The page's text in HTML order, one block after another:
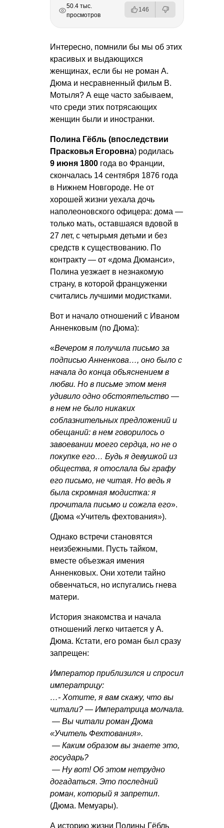
РЕКЛАМА
РЕКЛАМА
РЕКЛАМА
РЕКЛАМА
50.4 тыс.
просмотров
146
Интересно, помнили бы мы об этих
красивых и выдающихся
женщинах, если бы не роман А.
Дюма и несравненный фильм В.
Мотыля? А еще часто забываем,
что среди этих потрясающих
женщин были и иностранки.
Полина Гёбль (впоследствии
Прасковья Егоровна) родилась
9 июня 1800 года во Франции,
скончалась 14 сентября 1876 года
в Нижнем Новгороде. Не от
хорошей жизни уехала дочь
наполеоновского офицера: дома —
только мать, оставшаяся вдовой в
27 лет, с четырьмя детьми и без
средств к существованию. По
контракту — от «дома Дюманси»,
Полина уезжает в незнакомую
страну, в которой француженки
считались лучшими модистками.
Вот и начало отношений с Иваном
Анненковым (по Дюма):
«Вечером я получила письмо за
подписью Анненкова…, оно было с
начала до конца объяснением в
любви. Но в письме этом меня
удивило одно обстоятельство —
в нем не было никаких
соблазнительных предложений и
обещаний: в нем говорилось о
завоевании моего сердца, но не о
покупке его… Будь я девушкой из
общества, я отослала бы графу
его письмо, не читая. Но ведь я
была скромная модистка: я
прочитала письмо и сожгла его».
(Дюма «Учитель фехтования»).
Однако встречи становятся
неизбежными. Пусть тайком,
вместе объезжая имения
Анненковых. Они хотели тайно
обвенчаться, но испугались гнева
матери.
История знакомства и начала
отношений легко читается у А.
Дюма. Кстати, его роман был сразу
запрещен:
Император приблизился и спросил
императрицу:
…- Хотите, я вам скажу, что вы
читали? — Императрица молчала.
— Вы читали роман Дюма
«Учитель Фехтования».
— Каким образом вы знаете это,
государь?
— Ну вот! Об этом нетрудно
догадаться. Это последний
роман, который я запретил.
(Дюма. Мемуары).
А историю жизни Полины Гёбль